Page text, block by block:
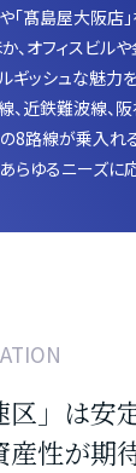
や「髙島屋大阪店
、オフィスビル
ッシュな魅力を
近鉄難波線、阪
8路線が乗入れ
らゆるニーズに
区」は安
性が期